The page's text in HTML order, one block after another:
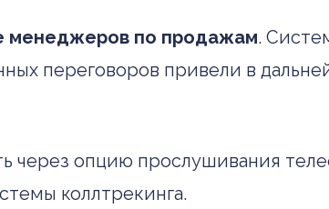
менеджеров по продажам.
переговоров привели в
через опцию прослушивания
коллтрекинга.